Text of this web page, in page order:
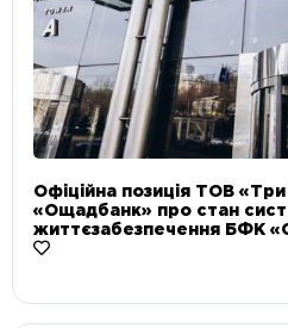
Офіційна позиція ТОВ
«Ощадбанк» про стан
життєзабезпечення БФК